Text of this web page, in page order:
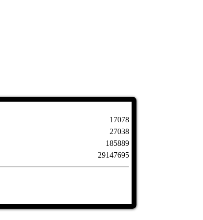
17078
27038
185889
29147695